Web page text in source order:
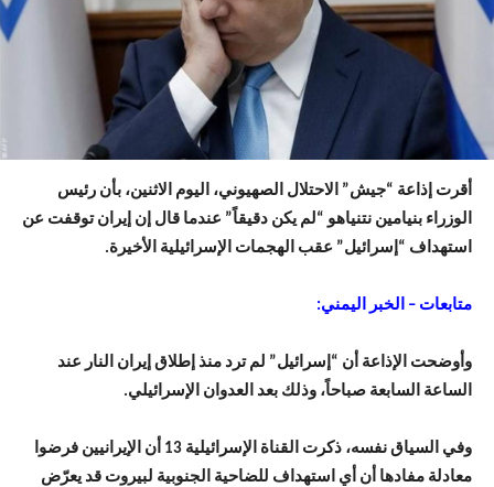
أقرت إذاعة “جيش” الاحتلال الصهيوني، اليوم الاثنين، بأن رئيس
الوزراء بنيامين نتنياهو “لم يكن دقيقاً” عندما قال إن إيران توقفت عن
استهداف “إسرائيل” عقب الهجمات الإسرائيلية الأخيرة.
متابعات – الخبر اليمني:
وأوضحت الإذاعة أن “إسرائيل” لم ترد منذ إطلاق إيران النار عند
الساعة السابعة صباحاً، وذلك بعد العدوان الإسرائيلي.
وفي السياق نفسه، ذكرت القناة الإسرائيلية 13 أن الإيرانيين فرضوا
معادلة مفادها أن أي استهداف للضاحية الجنوبية لبيروت قد يعرّض